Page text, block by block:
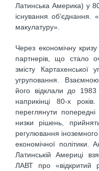
Латинська Америка) у
існування об’єднання.
макулатуру».
Через економічну
партнерів, що стало
змісту Картахенської
угруповання.
його відклали до
наприкінці 80-х
переглянути попередні
низки рішень,
регулювання іноземного
економічної
Латинській Америці
ЛАВТ про «відкритий